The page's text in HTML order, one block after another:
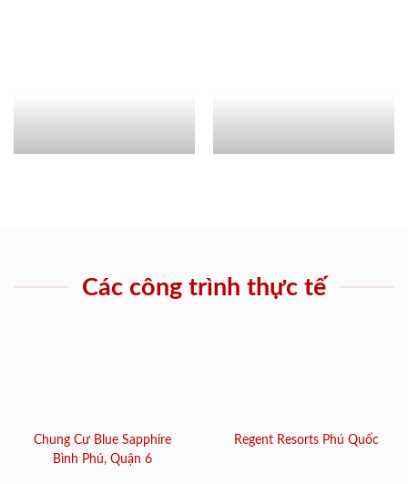
Các công trình thực tế
Chung Cư Blue Sapphire
Bình Phú, Quận 6
Regent Resorts Phú Quốc